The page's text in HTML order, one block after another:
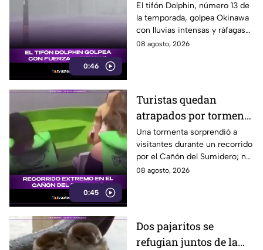
0:46
de hasta 157 km/h
El tifón Dolphin, número 13 de
la temporada, golpea Okinawa
con lluvias intensas y ráfagas
de hasta 157 kilómetros por
08 agosto, 2026
0:45
Turistas quedan
atrapados por tormenta
en el Cañón del
Sumidero
Una tormenta sorprendió a
visitantes durante un recorrido
por el Cañón del Sumidero; no
se reportaron personas heridas
08 agosto, 2026
Dos pajaritos se
refugian juntos de la